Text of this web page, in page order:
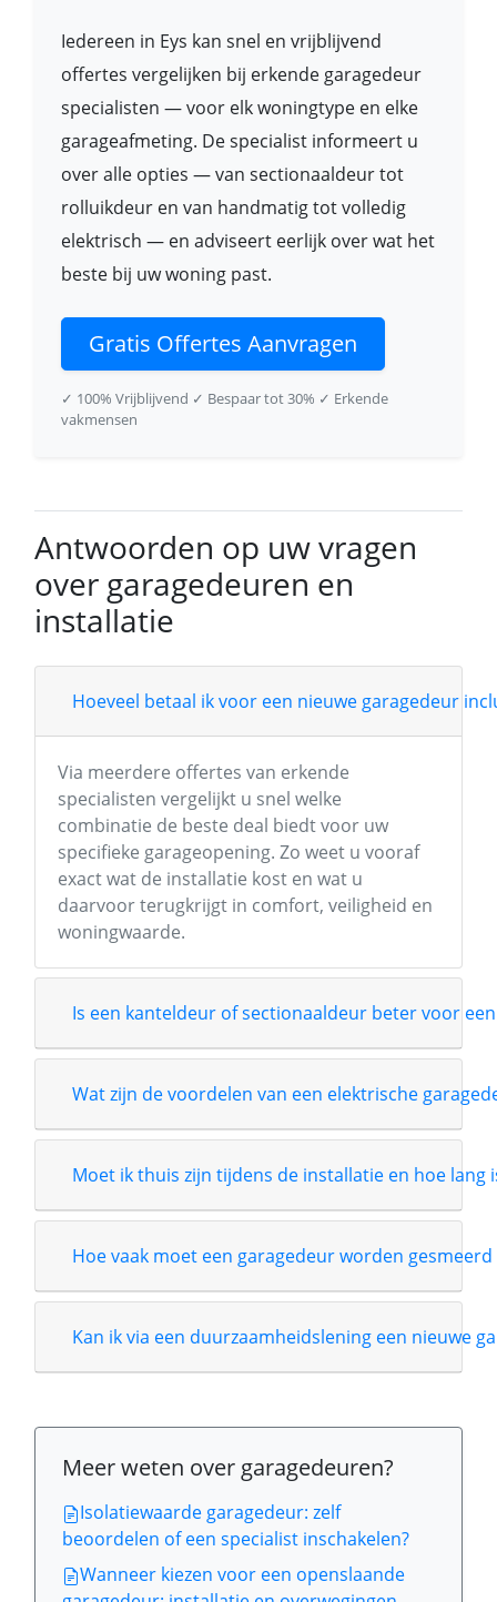
Iedereen in Eys kan snel en vrijblijvend
offertes vergelijken bij erkende garagedeur
specialisten — voor elk woningtype en elke
garageafmeting. De specialist informeert u
over alle opties — van sectionaaldeur tot
rolluikdeur en van handmatig tot volledig
elektrisch — en adviseert eerlijk over wat het
beste bij uw woning past.
Gratis Offertes Aanvragen
✓ 100% Vrijblijvend ✓ Bespaar tot 30% ✓ Erkende
vakmensen
Antwoorden op uw vragen
over garagedeuren en
installatie
Hoeveel betaal ik voor een nieuwe garagedeur
Via meerdere offertes van erkende
specialisten vergelijkt u snel welke
combinatie de beste deal biedt voor uw
specifieke garageopening. Zo weet u vooraf
exact wat de installatie kost en wat u
daarvoor terugkrijgt in comfort, veiligheid en
woningwaarde.
Is een kanteldeur of sectionaaldeur beter voor
Wat zijn de voordelen van een elektrische
Moet ik thuis zijn tijdens de installatie en hoe lang
Hoe vaak moet een garagedeur worden
Kan ik via een duurzaamheidslening een nieuwe
Meer weten over garagedeuren?
Isolatiewaarde garagedeur: zelf
beoordelen of een specialist inschakelen?
Wanneer kiezen voor een openslaande